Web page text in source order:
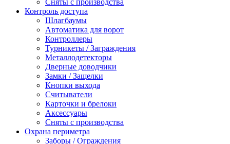
Контроль доступа
Шлагбаумы
Автоматика для ворот
Контроллеры
Турникеты / Заграждения
Металлодетекторы
Дверные доводчики
Замки / Защелки
Кнопки выхода
Считыватели
Карточки и брелоки
Аксессуары
Сняты с производства
Охрана периметра
Заборы / Ограждения